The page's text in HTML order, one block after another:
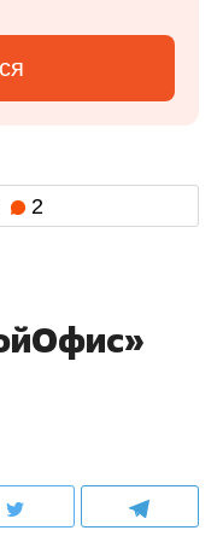
2